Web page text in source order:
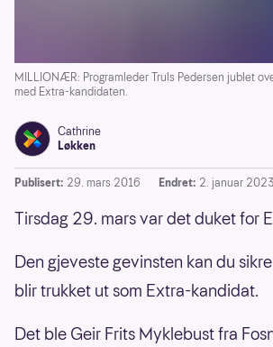
MILLIONÆR: Programleder Truls Pedersen jublet
med Extra-kandidaten.
Cathrine
Løkken
Publisert: 29. mars 2016 Endret: 2. januar 2023
Tirsdag 29. mars var det duket for
Den gjeveste gevinsten kan du
blir trukket ut som Extra-kandidat.
Det ble Geir Frits Myklebust fra